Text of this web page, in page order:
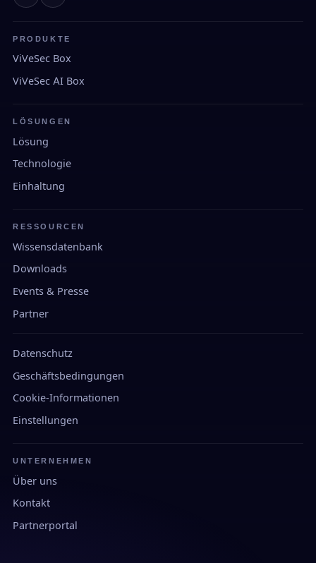
PRODUKTE
ViVeSec Box
ViVeSec AI Box
LÖSUNGEN
Lösung
Technologie
Einhaltung
RESSOURCEN
Wissensdatenbank
Downloads
Events & Presse
Partner
Datenschutz
Geschäftsbedingungen
Cookie-Informationen
Einstellungen
UNTERNEHMEN
Über uns
Kontakt
Partnerportal